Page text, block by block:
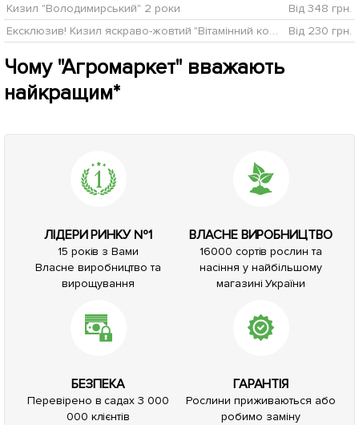
Кизил "Володимирський" 2 роки
Від 348 грн.
Ексклюзив! Кизил яскраво-жовтий "Вітамінний коктейль" (Vitamin Cocktail) (преміальний великоплідний сорт)
Від 230 грн.
Чому "Агромаркет" вважають
найкращим*
ЛІДЕРИ РИНКУ №1
15 років з Вами
Власне виробництво та
вирощування
ВЛАСНЕ ВИРОБНИЦТВО
16000 сортів рослин та
насіння у найбільшому
магазині України
БЕЗПЕКА
Перевірено в садах 3 000
000 клієнтів
ГАРАНТІЯ
Рослини приживаються або
робимо заміну